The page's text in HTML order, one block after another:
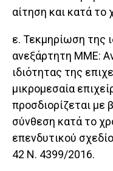
αίτηση και κατά το
ε. Τεκμηρίωση της
ανεξάρτητη ΜΜΕ:
ιδιότητας της
μικρομεσαία
προσδιορίζεται με
σύνθεση κατά το
επενδυτικού
42 Ν. 4399/2016.